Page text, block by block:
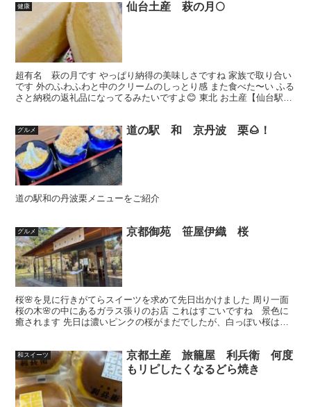
健康 仙台土産 萩の月🌕
超有名 萩の月です やっぱり納得の美味しさですね 家族で取り合い
です 外のふわふわと中のクリームのしっとり感 また食べた〜い ふる
さと納税の返礼品になってるみたいですよ😊 東北 お土産【仙台駅倉
グルメ 道の駅 和 京丹波 栗🌰！
道の駅和の丹波栗メニューをご紹介
グルメ 京都御苑 笹屋伊織 桜
桜🌸を見に行きがてらスイーツを求めて先日出かけました 周り一面
桜の木🌸の中にあるガラス張りのお店 これはすごいですね 景色に
癒されます 先日は濃いピンクの桜がまだでしたが、白っぽい桜はほ
和スイーツ
京都土産 旅籠屋 利兵衛 何度
もリピしたくなるどら焼き